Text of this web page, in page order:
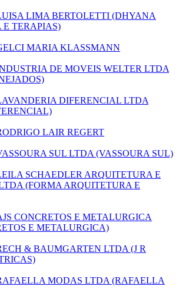
LIMA BERTOLETTI (DHYANA
E TERAPIAS)
MARIA KLASSMANN
DE MOVEIS WELTER LTDA
DIFERENCIAL LTDA
LAIR REGERT
SUL LTDA (VASSOURA SUL)
SCHAEDLER ARQUITETURA E
(FORMA ARQUITETURA E
CONCRETOS E METALURGICA
E METALURGICA)
& BAUMGARTEN LTDA (J R
MODAS LTDA (RAFAELLA